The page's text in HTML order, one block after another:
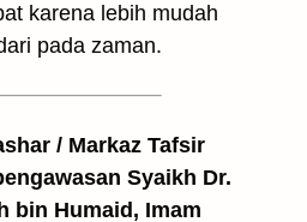
karena lebih mudah
pada zaman.
/ Markaz Tafsir
Syaikh Dr.
bin Humaid, Imam